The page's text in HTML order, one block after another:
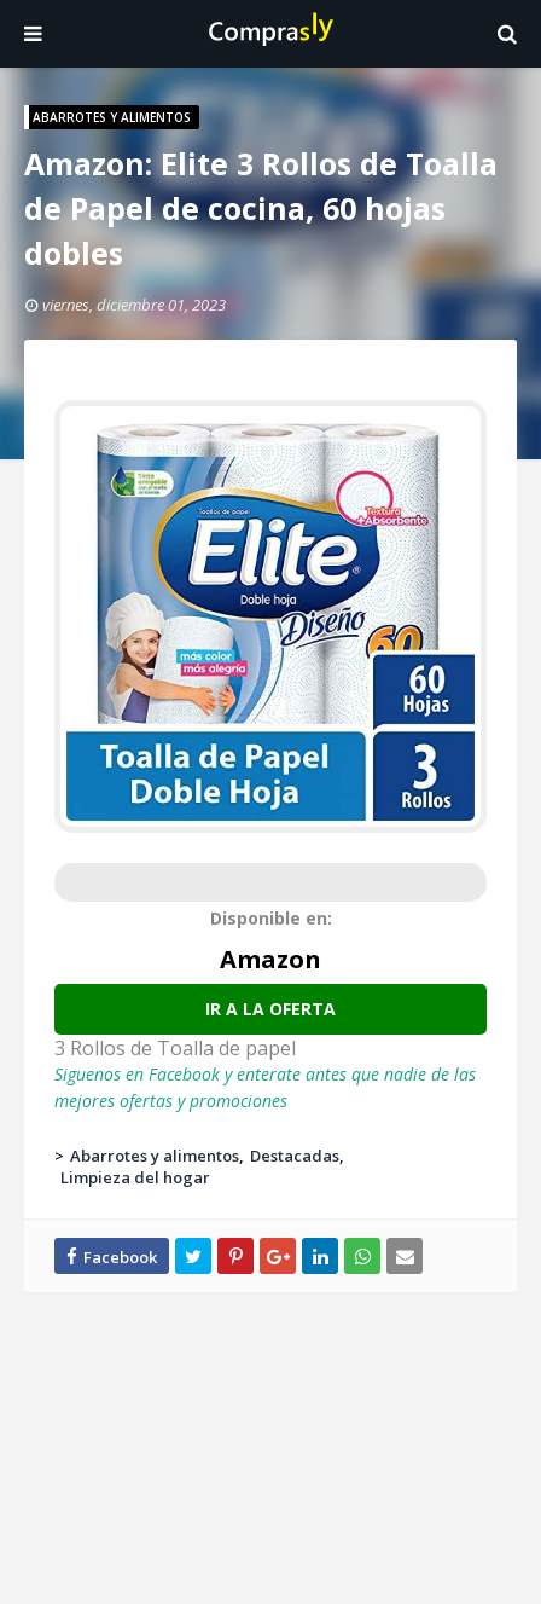
ABARROTES Y ALIMENTOS
Amazon: Elite 3 Rollos de Toalla
de Papel de cocina, 60 hojas
dobles
viernes, diciembre 01, 2023
Disponible en:
Amazon
IR A LA OFERTA
3 Rollos de Toalla de papel
Siguenos en Facebook y enterate antes que nadie de las
mejores ofertas y promociones
> Abarrotes y alimentos Destacadas
Limpieza del hogar